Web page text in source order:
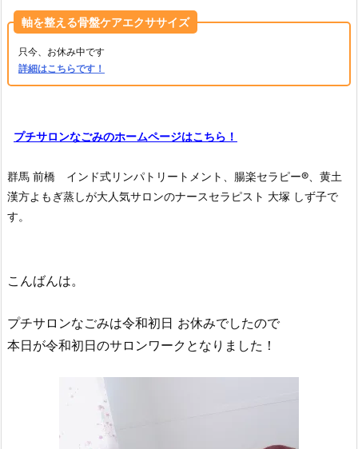
軸を整える骨盤ケアエクササイズ
只今、お休み中です
詳細はこちらです！
プチサロンなごみのホームページはこちら！
群馬 前橋 インド式リンパトリートメント、腸楽セラピー®︎、黄土
漢方よもぎ蒸しが大人気サロンのナースセラピスト 大塚 しず子で
す。
こんばんは。
プチサロンなごみは令和初日 お休みでしたので
本日が令和初日のサロンワークとなりました！